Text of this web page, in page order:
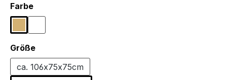
Farbeauswählen
Sonoma Eiche
Weiß
Größeauswählen
ca. 106x75x75cm